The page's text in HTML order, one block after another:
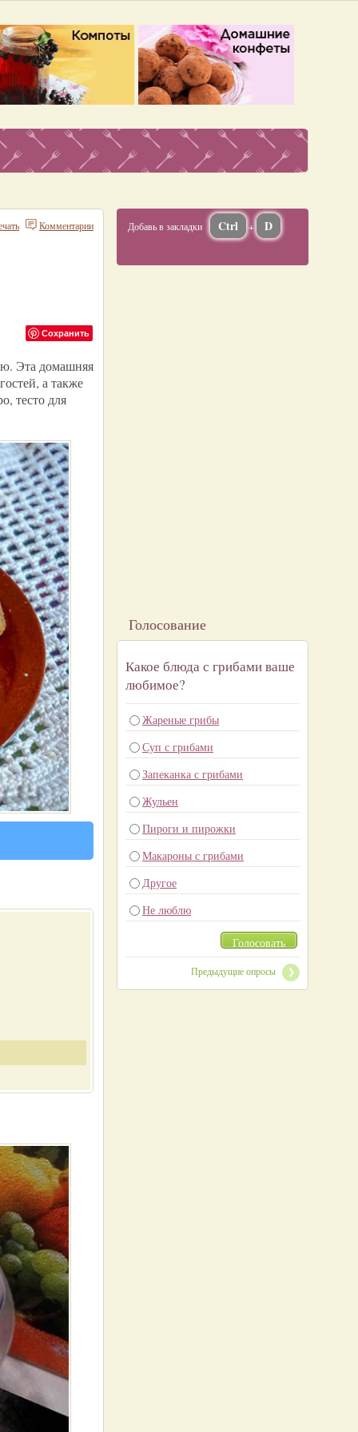
Комментарии
Сохранить
Эта домашняя
а также
тесто для
Добавь в закладки Ctrl + D
Голосование
Какое блюда с грибами ваше
любимое?
Жареные грибы
Суп с грибами
Запеканка с грибами
Жульен
Пироги и пирожки
Макароны с грибами
Другое
Не люблю
Голосовать
Предыдущие опросы